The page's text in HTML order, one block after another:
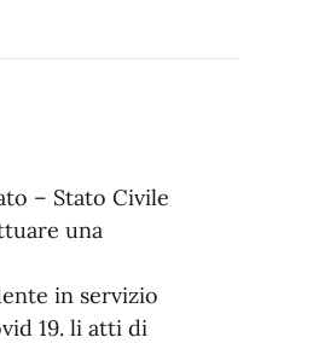
– Stato Civile
una
in servizio
19. li atti di